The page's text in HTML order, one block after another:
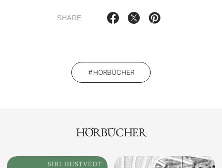
SHARE
HÖRBÜCHER
HÖRBÜCHER